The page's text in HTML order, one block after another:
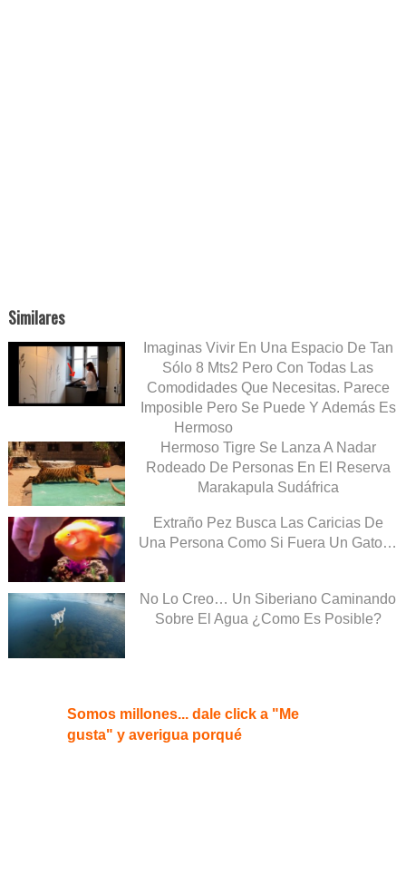
Similares
Imaginas Vivir En Una Espacio De Tan
Sólo 8 Mts2 Pero Con Todas Las
Comodidades Que Necesitas. Parece
Imposible Pero Se Puede Y Además Es
Hermoso
Hermoso Tigre Se Lanza A Nadar
Rodeado De Personas En El Reserva
Marakapula Sudáfrica
Extraño Pez Busca Las Caricias De
Una Persona Como Si Fuera Un Gato…
No Lo Creo… Un Siberiano Caminando
Sobre El Agua ¿Como Es Posible?
Somos millones... dale click a "Me
gusta" y averigua porqué